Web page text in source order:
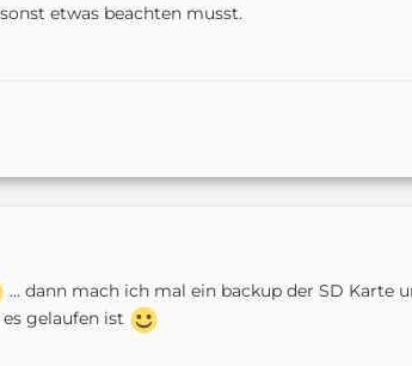
etwas beachten musst.
... dann mach ich mal ein backup der SD Karte
gelaufen ist